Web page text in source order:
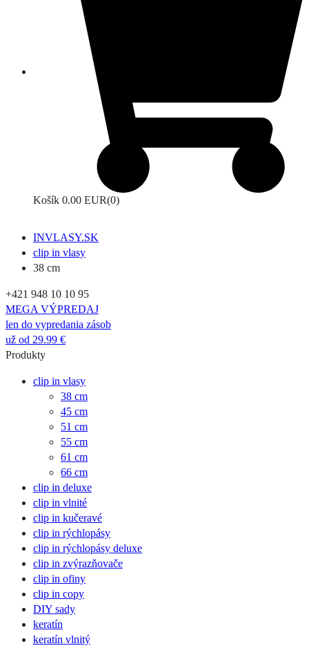
Košík 0.00 EUR(0)
INVLASY.SK
clip in vlasy
38 cm
+421 948 10 10 95
MEGA VÝPREDAJ
len do vypredania zásob
už od 29.99 €
Produkty
clip in vlasy
38 cm
45 cm
51 cm
55 cm
61 cm
66 cm
clip in deluxe
clip in vlnité
clip in kučeravé
clip in rýchlopásy
clip in rýchlopásy deluxe
clip in zvýrazňovače
clip in ofiny
clip in copy
DIY sady
keratín
keratín vlnitý